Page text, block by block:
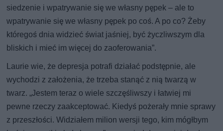
siedzenie i wpatrywanie się we własny pępek – ale to
wpatrywanie się we własny pępek po coś. A po co? Żeby
któregoś dnia widzieć świat jaśniej, być życzliwszym dla
bliskich i mieć im więcej do zaoferowania”.
Laurie wie, że depresja potrafi działać podstępnie, ale
wychodzi z założenia, że trzeba stanąć z nią twarzą w
twarz. „Jestem teraz o wiele szczęśliwszy i łatwiej mi
pewne rzeczy zaakceptować. Kiedyś pożerały mnie sprawy
z przeszłości. Widziałem milion wersji tego, kim mógłbym